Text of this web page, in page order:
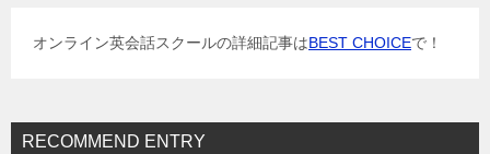
オンライン英会話スクールの詳細記事はBEST CHOICEで！
RECOMMEND ENTRY